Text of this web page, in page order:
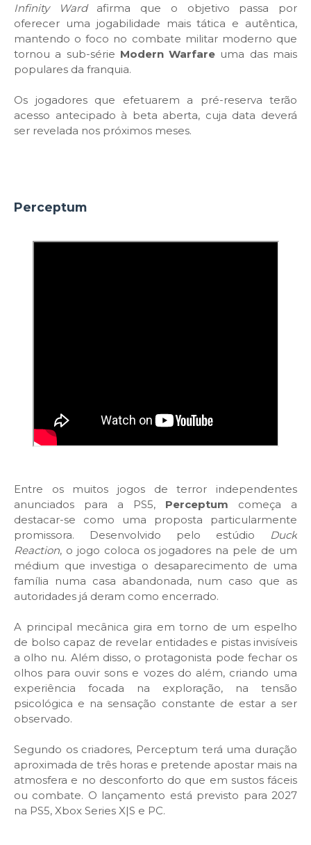
Infinity Wardafirma que o objetivo passa por
oferecer uma jogabilidade mais tática e autêntica,
mantendo o foco no combate militar moderno que
tornou a sub-série Modern Warfare uma das mais
populares da franquia.
Os jogadores que efetuarem a pré-reserva terão
acesso antecipado à beta aberta, cuja data deverá
ser revelada nos próximos meses.
Perceptum
Entre os muitos jogos de terror independentes
anunciados para a PS5, Perceptum começa a
destacar-se como uma proposta particularmente
promissora. Desenvolvido pelo estúdio Duck
Reaction, o jogo coloca os jogadores na pele de um
médium que investiga o desaparecimento de uma
família numa casa abandonada, num caso que as
autoridades já deram como encerrado.
A principal mecânica gira em torno de um espelho
de bolso capaz de revelar entidades e pistas invisíveis
a olho nu. Além disso, o protagonista pode fechar os
olhos para ouvir sons e vozes do além, criando uma
experiência focada na exploração, na tensão
psicológica e na sensação constante de estar a ser
observado.
Segundo os criadores, Perceptum terá uma duração
aproximada de três horas e pretende apostar mais na
atmosfera e no desconforto do que em sustos fáceis
ou combate. O lançamento está previsto para 2027
na PS5, Xbox Series X|S e PC.